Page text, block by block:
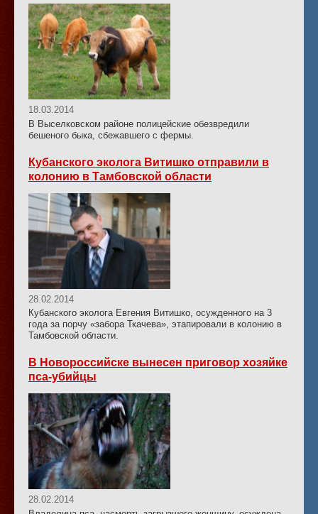
18.03.2014
В Выселковском районе полицейские обезвредили
бешеного быка, сбежавшего с фермы.
Кубанского эколога Витишко отправили в
колонию в Тамбовской области
28.02.2014
Кубанского эколога Евгения Витишко, осужденного на 3
года за порчу «забора Ткачева», этапировали в колонию в
Тамбовской области.
В Новороссийске вынесен приговор хозяйке
пса-убийцы
28.02.2014